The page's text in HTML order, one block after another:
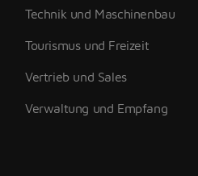
Technik und Maschinenbau
Tourismus und Freizeit
Vertrieb und Sales
Verwaltung und Empfang